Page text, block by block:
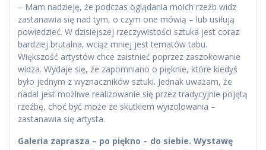
– Mam nadzieję, że podczas oglądania moich rzeźb widz
zastanawia się nad tym, o czym one mówią – lub usiłują
powiedzieć. W dzisiejszej rzeczywistości sztuka jest coraz
bardziej brutalna, wciąż mniej jest tematów tabu.
Większość artystów chce zaistnieć poprzez zaszokowanie
widza. Wydaje się, że zapomniano o pięknie, które kiedyś
było jednym z wyznaczników sztuki. Jednak uważam, że
nadal jest możliwe realizowanie się przez tradycyjnie pojętą
rzeźbę, choć być może ze skutkiem wyizolowania –
zastanawia się artysta.
Galeria zaprasza – po piękno – do siebie. Wystawę